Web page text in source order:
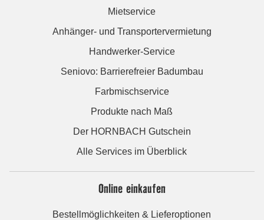
Mietservice
Anhänger- und Transportervermietung
Handwerker-Service
Seniovo: Barrierefreier Badumbau
Farbmischservice
Produkte nach Maß
Der HORNBACH Gutschein
Alle Services im Überblick
Online einkaufen
Bestellmöglichkeiten & Lieferoptionen